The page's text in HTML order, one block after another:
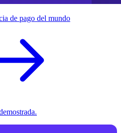
de pago del mundo